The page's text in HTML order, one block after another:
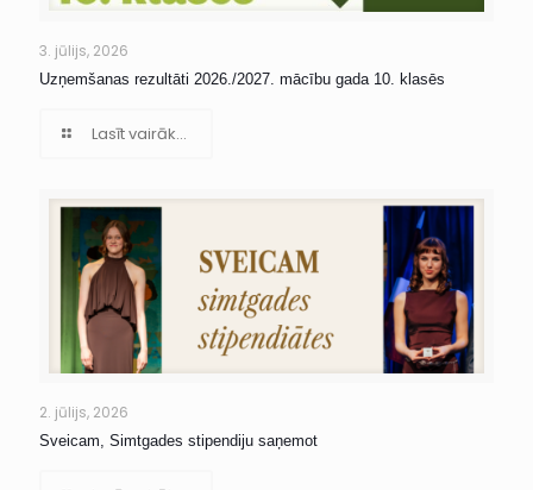
3. jūlijs, 2026
Uzņemšanas rezultāti 2026./2027. mācību gada 10. klasēs
Lasīt vairāk...
2. jūlijs, 2026
Sveicam, Simtgades stipendiju saņemot